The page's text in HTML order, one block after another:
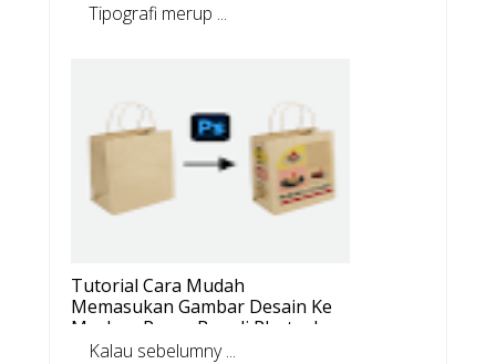
Tipografi merup ...
Tutorial Cara Mudah
Memasukan Gambar Desain Ke
Mockup Paper Bag di Photoshop
Kalau sebelumny ...